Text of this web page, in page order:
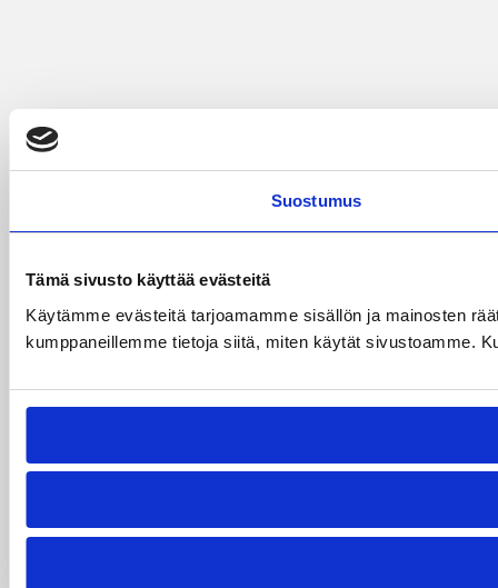
Suostumus
Tämä sivusto käyttää evästeitä
Käytämme evästeitä tarjoamamme sisällön ja mainosten
kumppaneillemme tietoja siitä, miten käytät sivustoamme.